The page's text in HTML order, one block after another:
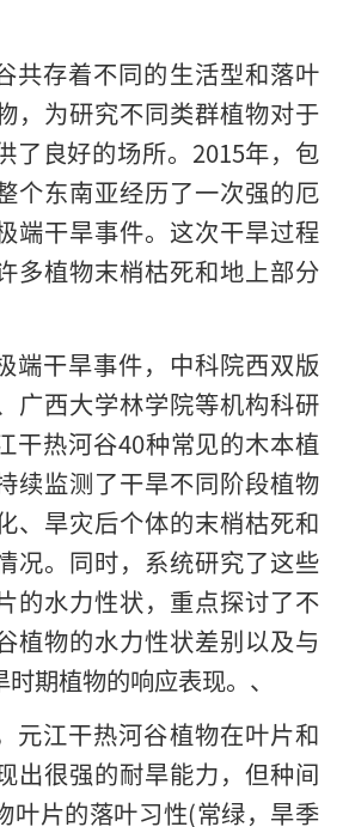
共存着不同的生活型和落叶
，为研究不同类群植物对于
了良好的场所。2015年，包
个东南亚经历了一次强的厄
端干旱事件。这次干旱过程
多植物末梢枯死和地上部分
端干旱事件，中科院西双版
广西大学林学院等机构科研
干热河谷40种常见的木本植
续监测了干旱不同阶段植物
、旱灾后个体的末梢枯死和
况。同时，系统研究了这些
的水力性状，重点探讨了不
植物的水力性状差别以及与
期植物的响应表现。、
元江干热河谷植物在叶片和
出很强的耐旱能力，但种间
叶片的落叶习性(常绿，旱季